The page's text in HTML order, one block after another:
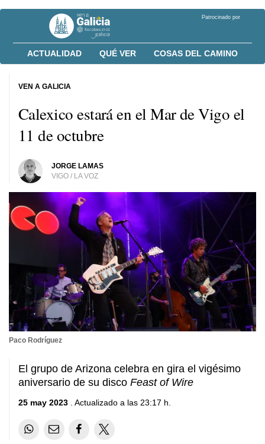
Patrocinado por
ACTUALIDAD QUÉ VER COSAS DEL CAMINO
Calexico estará en el Mar de Vigo el
11 de octubre
JORGE LAMAS
VIGO / LA VOZ
VEN A GALICIA
Paco Rodríguez
El grupo de Arizona celebra en gira el vigésimo
aniversario de su disco Feast of Wire
25 may 2023 . Actualizado a las 23:17 h.